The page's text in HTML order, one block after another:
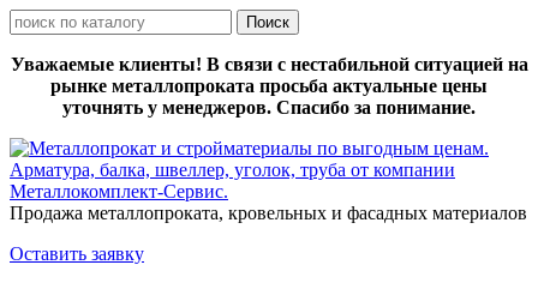
Уважаемые клиенты! В связи с нестабильной ситуацией на
рынке металлопроката просьба актуальные цены
уточнять у менеджеров. Спасибо за понимание.
Продажа металлопроката, кровельных и фасадных материалов
Оставить заявку